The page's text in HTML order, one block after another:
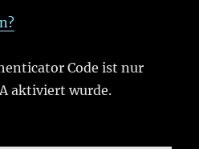
Code ist nur
aktiviert wurde.